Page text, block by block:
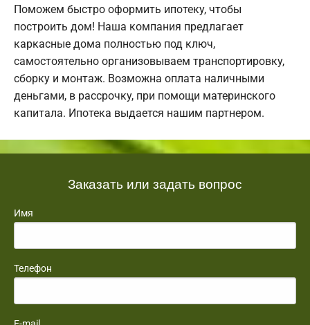
Поможем быстро оформить ипотеку, чтобы
построить дом! Наша компания предлагает
каркасные дома полностью под ключ,
самостоятельно организовываем транспортировку,
сборку и монтаж. Возможна оплата наличными
деньгами, в рассрочку, при помощи материнского
капитала. Ипотека выдается нашим партнером.
Заказать или задать вопрос
Имя
Телефон